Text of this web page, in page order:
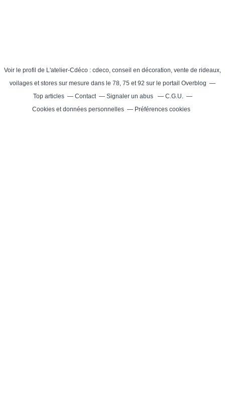
Voir le profil de L'atelier-Cdéco : cdeco, conseil en décoration, vente de rideaux,
voilages et stores sur mesure dans le 78, 75 et 92 sur le portail Overblog
Top articles
Contact Signaler un abus
C.G.U.
Cookies et données personnelles
Préférences cookies